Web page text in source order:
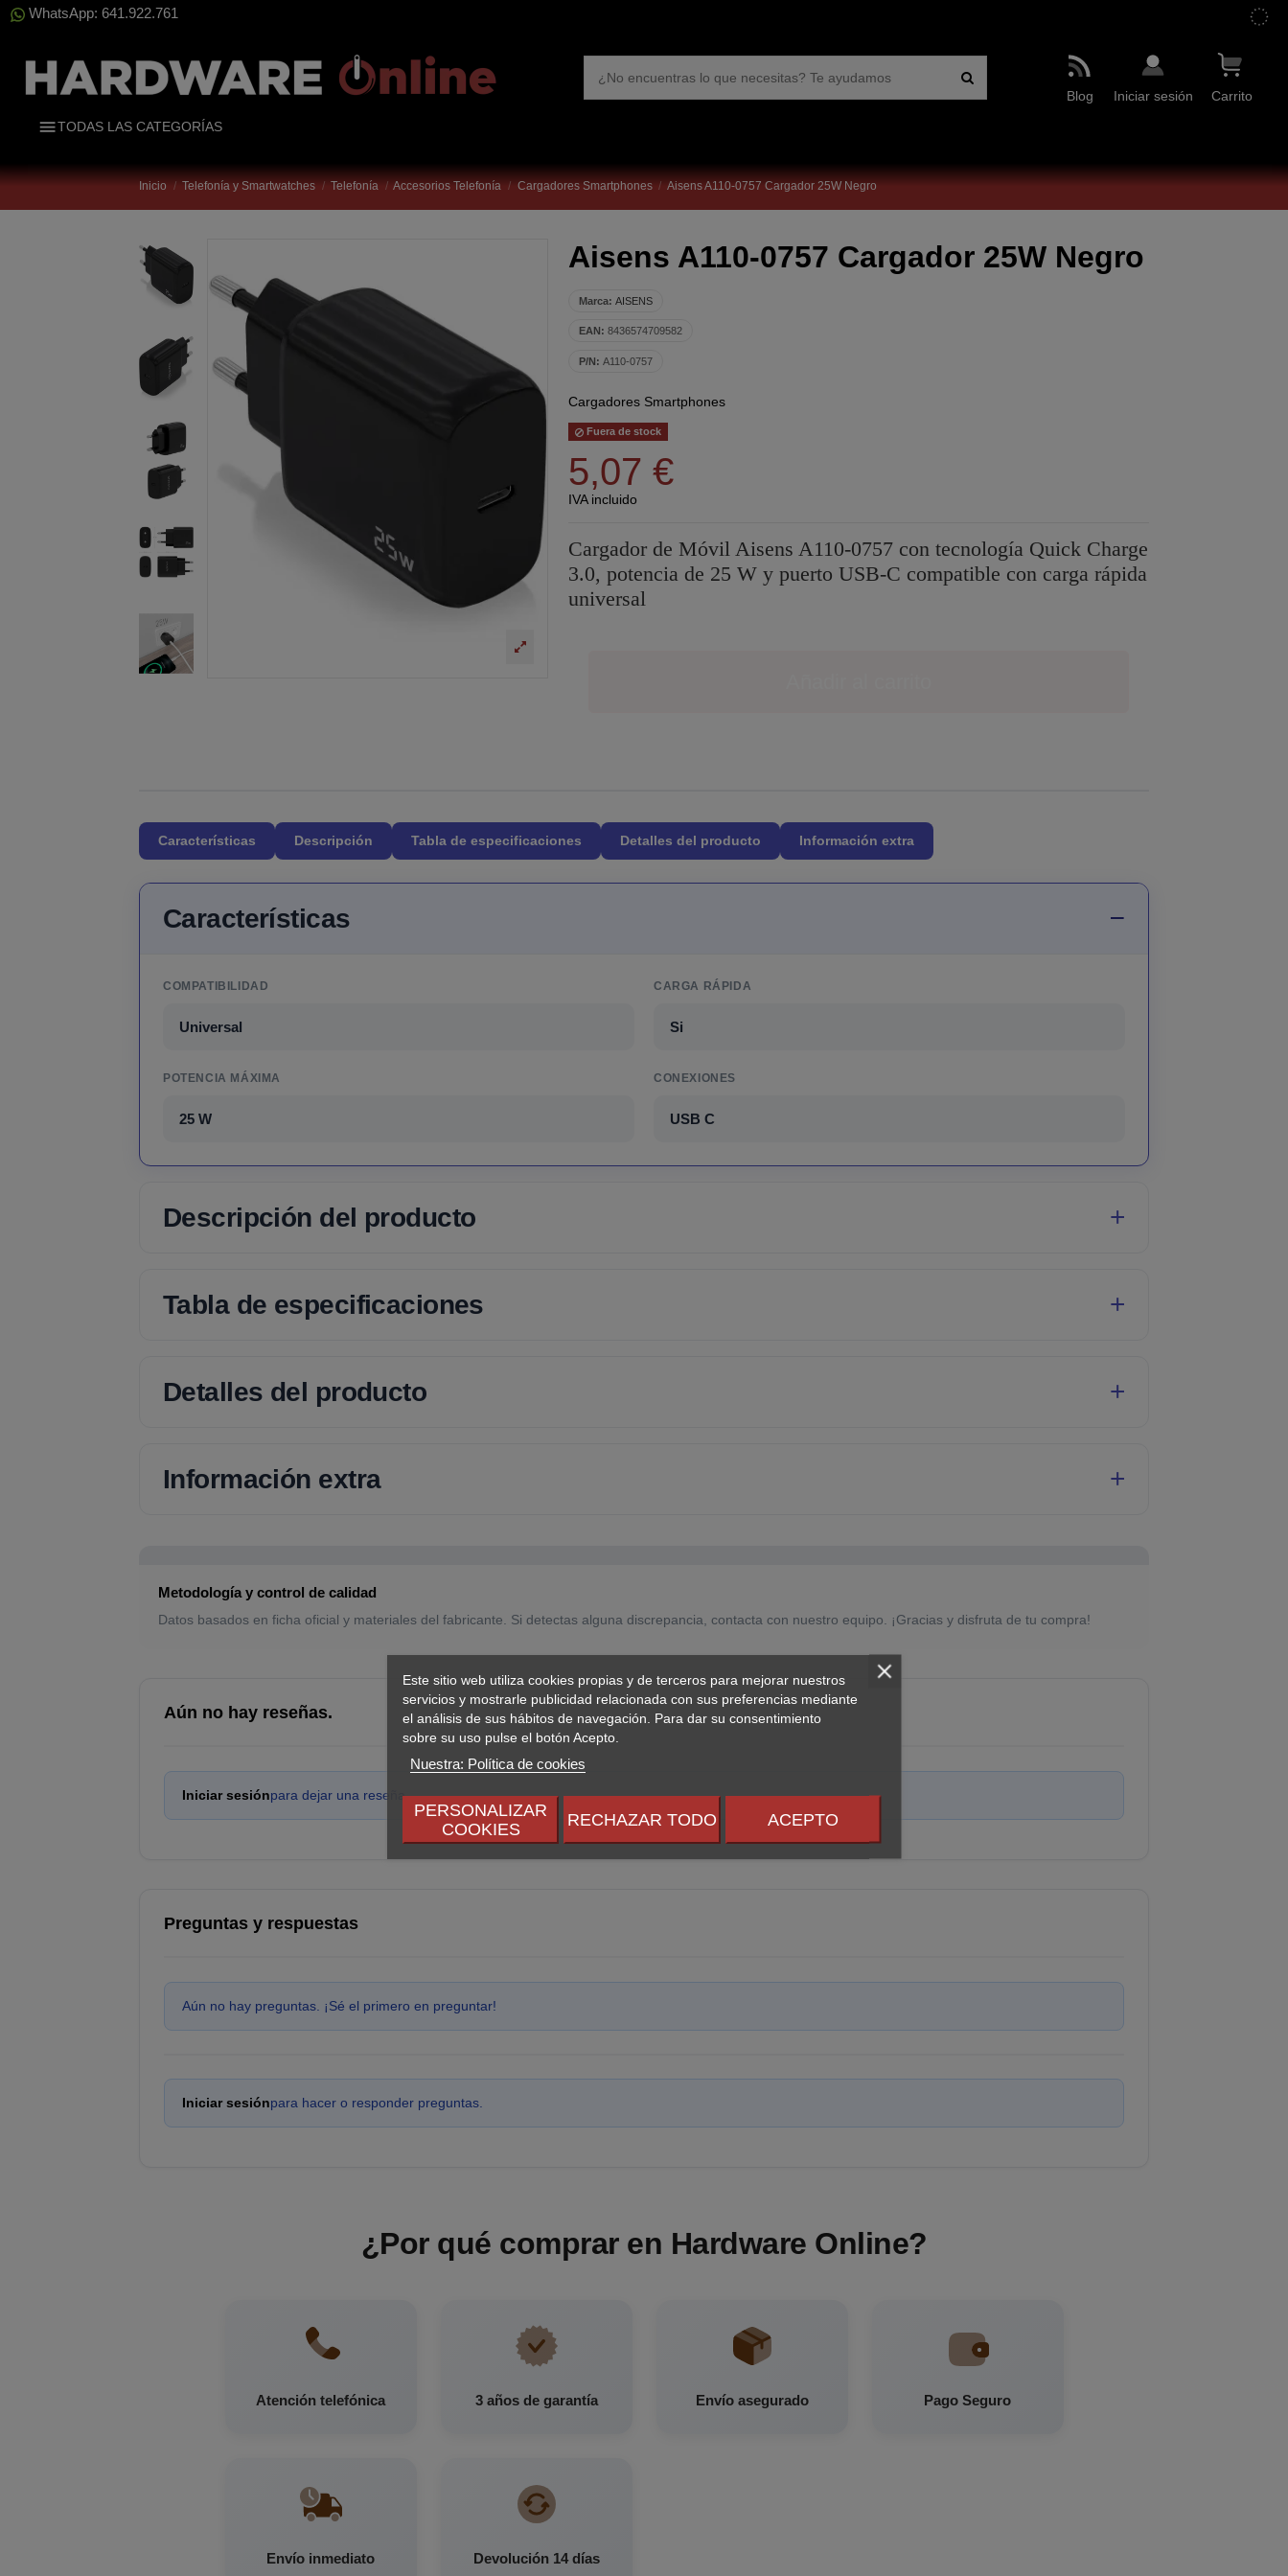
WhatsApp: 641.922.761
Blog Iniciar sesión Carrito
Este sitio web utiliza cookies propias y de terceros para mejorar nuestros
servicios y mostrarle publicidad relacionada con sus preferencias mediante
el análisis de sus hábitos de navegación. Para dar su consentimiento
sobre su uso pulse el botón Acepto.
Nuestra: Política de cookies
PERSONALIZAR
COOKIES
RECHAZAR TODO ACEPTO
TODAS LAS CATEGORÍAS
Inicio Telefonía y Smartwatches Telefonía Accesorios Telefonía Cargadores Smartphones Aisens A110-0757 Cargador 25W Negro
Aisens A110-0757 Cargador 25W Negro
Marca: AISENS
EAN: 8436574709582
P/N: A110-0757
Cargadores Smartphones
Fuera de stock
5,07 €
IVA incluido
Cargador de Móvil Aisens A110-0757 con tecnología Quick Charge
3.0, potencia de 25 W y puerto USB-C compatible con carga rápida
universal
Características Descripción Tabla de especificaciones Detalles del producto Información extra
Características
COMPATIBILIDAD
Universal
CARGA RÁPIDA
Si
POTENCIA MÁXIMA
25 W
CONEXIONES
USB C
Descripción del producto
Tabla de especificaciones
Detalles del producto
Información extra
Metodología y control de calidad
Datos basados en ficha oficial y materiales del fabricante. Si detectas alguna discrepancia, contacta con nuestro equipo. ¡Gracias y disfruta de tu compra!
Aún no hay reseñas.
Iniciar sesiónpara dejar una reseña.
Preguntas y respuestas
Aún no hay preguntas. ¡Sé el primero en preguntar!
Iniciar sesiónpara hacer o responder preguntas.
¿Por qué comprar en Hardware Online?
Atención telefónica 3 años de garantía Envío asegurado Pago Seguro
Envío inmediato Devolución 14 días